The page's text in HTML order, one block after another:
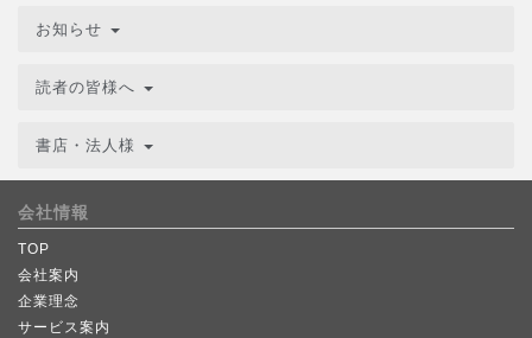
お知らせ
読者の皆様へ
書店・法人様
会社情報
TOP
会社案内
企業理念
サービス案内